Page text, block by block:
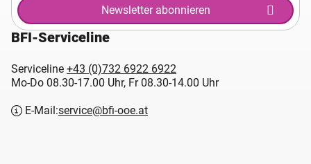
Newsletter abonnieren
BFI-Serviceline
Serviceline +43 (0)732 6922 6922
Mo-Do 08.30-17.00 Uhr, Fr 08.30-14.00 Uhr
E-Mail:service@bfi-ooe.at